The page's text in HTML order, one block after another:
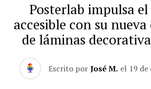
Posterlab impulsa
accesible con su
de láminas
Escrito por José M. el 19